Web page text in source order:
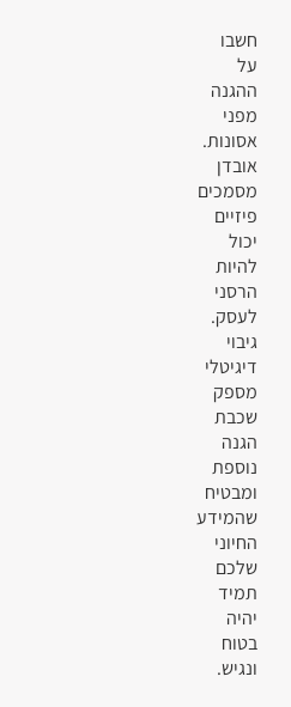
חשבו
על
ההגנה
מפני
אסונות.
אובדן
מסמכים
פיזיים
יכול
להיות
הרסני
לעסק.
גיבוי
דיגיטלי
מספק
שכבת
הגנה
נוספת
ומבטיח
שהמידע
החיוני
שלכם
תמיד
יהיה
בטוח
ונגיש.